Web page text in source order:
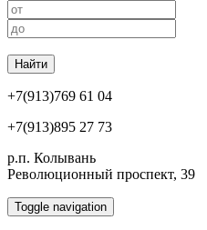
Найти
+7(913)769 61 04
+7(913)895 27 73
р.п. Колывань
Революционный проспект, 39
Toggle navigation